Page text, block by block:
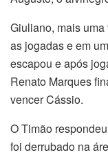
Giuliano, mais
as jogadas e em
escapou e após
Renato Marques
vencer Cássio.
O Timão
foi derrubado na